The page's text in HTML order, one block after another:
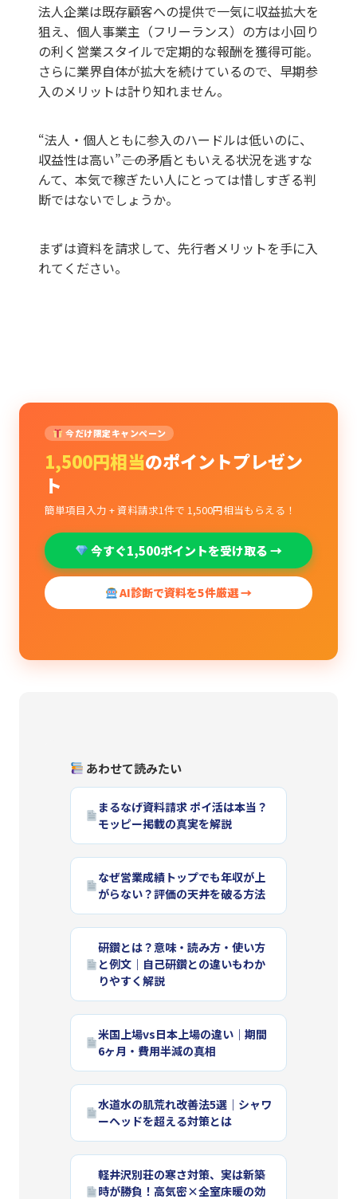
法人企業は既存顧客への提供で一気に収益拡大を
狙え、個人事業主（フリーランス）の方は小回り
の利く営業スタイルで定期的な報酬を獲得可能。
さらに業界自体が拡大を続けているので、早期参
入のメリットは計り知れません。
“法人・個人ともに参入のハードルは低いのに、
収益性は高い”――この矛盾ともいえる状況を逃すな
んて、本気で稼ぎたい人にとっては惜しすぎる判
断ではないでしょうか。
まずは資料を請求して、先行者メリットを手に入
れてください。
今だけ限定キャンペーン
1,500円相当のポイントプレゼン
ト
簡単項目入力 + 資料請求1件で 1,500円相当もらえる！
今すぐ1,500ポイントを受け取る →
AI診断で資料を5件厳選 →
あわせて読みたい
まるなげ資料請求 ポイ活は本当？
モッピー掲載の真実を解説
なぜ営業成績トップでも年収が上
がらない？評価の天井を破る方法
研鑽とは？意味・読み方・使い方
と例文｜自己研鑽との違いもわか
りやすく解説
米国上場vs日本上場の違い｜期間
6ヶ月・費用半減の真相
水道水の肌荒れ改善法5選｜シャワ
ーヘッドを超える対策とは
軽井沢別荘の寒さ対策、実は新築
時が勝負！高気密×全室床暖の効